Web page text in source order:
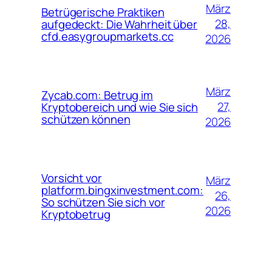
Betrügerische Praktiken
aufgedeckt: Die Wahrheit über
cfd.easygroupmarkets.cc
März
28,
2026
Zycab.com: Betrug im
Kryptobereich und wie Sie sich
schützen können
März
27,
2026
Vorsicht vor
platform.bingxinvestment.com:
So schützen Sie sich vor
Kryptobetrug
März
26,
2026